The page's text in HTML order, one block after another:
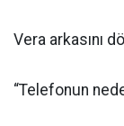
Vera arkasını
“Telefonun